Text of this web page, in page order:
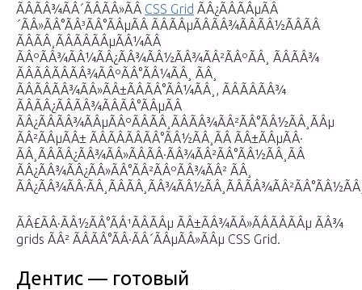
ÃÂÃÂ¾ÃÂ´ÃÂÃÂ»ÃÂ CSS Grid ÃÂ¿ÃÂÃÂµÃÂ
´ÃÂ»ÃÂ°ÃÂ³ÃÂ°ÃÂµÃÂ ÃÂÃÂµÃÂÃÂ¾ÃÂÃÂ½ÃÂÃÂ
ÃÂÃÂ¸ÃÂÃÂÃÂµÃÂ¼ÃÂ
ÃÂºÃÂ¾ÃÂ¼ÃÂ¿ÃÂ¾ÃÂ½ÃÂ¾ÃÂ²ÃÂºÃÂ¸ ÃÂÃÂ¾
ÃÂÃÂÃÂÃÂ¾ÃÂºÃÂ°ÃÂ¼ÃÂ¸ ÃÂ¸
ÃÂÃÂÃÂ¾ÃÂ»ÃÂ±ÃÂÃÂ°ÃÂ¼ÃÂ¸, ÃÂÃÂÃÂ¾
ÃÂÃÂ¿ÃÂÃÂ¾ÃÂÃÂ°ÃÂµÃÂ
ÃÂ¿ÃÂÃÂ¾ÃÂµÃÂºÃÂÃÂ¸ÃÂÃÂ¾ÃÂ²ÃÂ°ÃÂ½ÃÂ¸ÃÂµ
ÃÂ²ÃÂµÃÂ± ÃÂÃÂÃÂÃÂ°ÃÂ½ÃÂ¸ÃÂ ÃÂ±ÃÂµÃÂ·
ÃÂ¸ÃÂÃÂ¿ÃÂ¾ÃÂ»ÃÂÃÂ·ÃÂ¾ÃÂ²ÃÂ°ÃÂ½ÃÂ¸ÃÂ
ÃÂ¿ÃÂ¾ÃÂ¿ÃÂ»ÃÂ°ÃÂ²ÃÂºÃÂ¾ÃÂ² ÃÂ¸
ÃÂ£ÃÂ·ÃÂ½ÃÂ°ÃÂ¹ÃÂÃÂµ ÃÂ±ÃÂ¾ÃÂ»ÃÂÃÂÃÂµ ÃÂ¾
grids ÃÂ² ÃÂÃÂ°ÃÂ·ÃÂ´ÃÂµÃÂ»ÃÂµ CSS Grid.
Дентис — готовый